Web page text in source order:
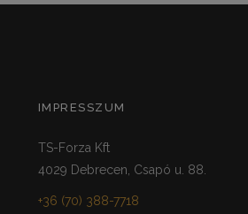
IMPRESSZUM
TS-Forza Kft
4029 Debrecen, Csapó u. 88.
+36 (70) 388-7718